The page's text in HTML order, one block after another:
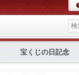
宝くじの日記念